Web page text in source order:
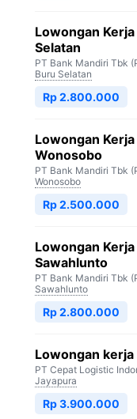
Lowongan
Selatan
PT Bank Mandiri Tbk
Buru Selatan
Rp 2.800.000
Lowongan
Wonosobo
PT Bank Mandiri Tbk
Wonosobo
Rp 2.500.000
Lowongan
Sawahlunto
PT Bank Mandiri Tbk
Sawahlunto
Rp 2.800.000
Lowongan
PT Cepat Logistic
Jayapura
Rp 3.900.000